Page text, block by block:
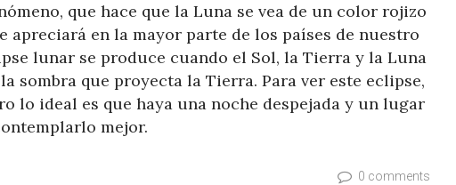
que hace que la Luna se vea de un color rojizo
apreciará en la mayor parte de los países de nuestro
lunar se produce cuando el Sol, la Tierra y la Luna
sombra que proyecta la Tierra. Para ver este eclipse,
lo ideal es que haya una noche despejada y un lugar
mejor.
0 comments